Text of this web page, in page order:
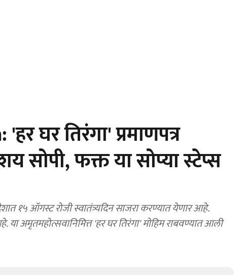
घर तिरंगा' प्रमाणपत्र
सोपी, फक्त या सोप्या स्टेप्स
१५ ऑगस्ट रोजी स्वातंत्र्यदिन साजरा करण्यात येणार आहे.
अमृतमहोत्सवानिमित्त 'हर घर तिरंगा' मोहिम राबवण्यात आली